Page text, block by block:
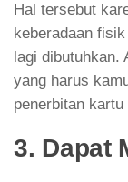
Hal tersebut
keberadaan
lagi dibutuhkan.
yang harus
penerbitan
3. Dapat